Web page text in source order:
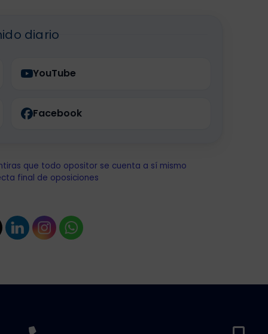
diario
YouTube
Facebook
que todo opositor se cuenta a sí mismo
final de oposiciones